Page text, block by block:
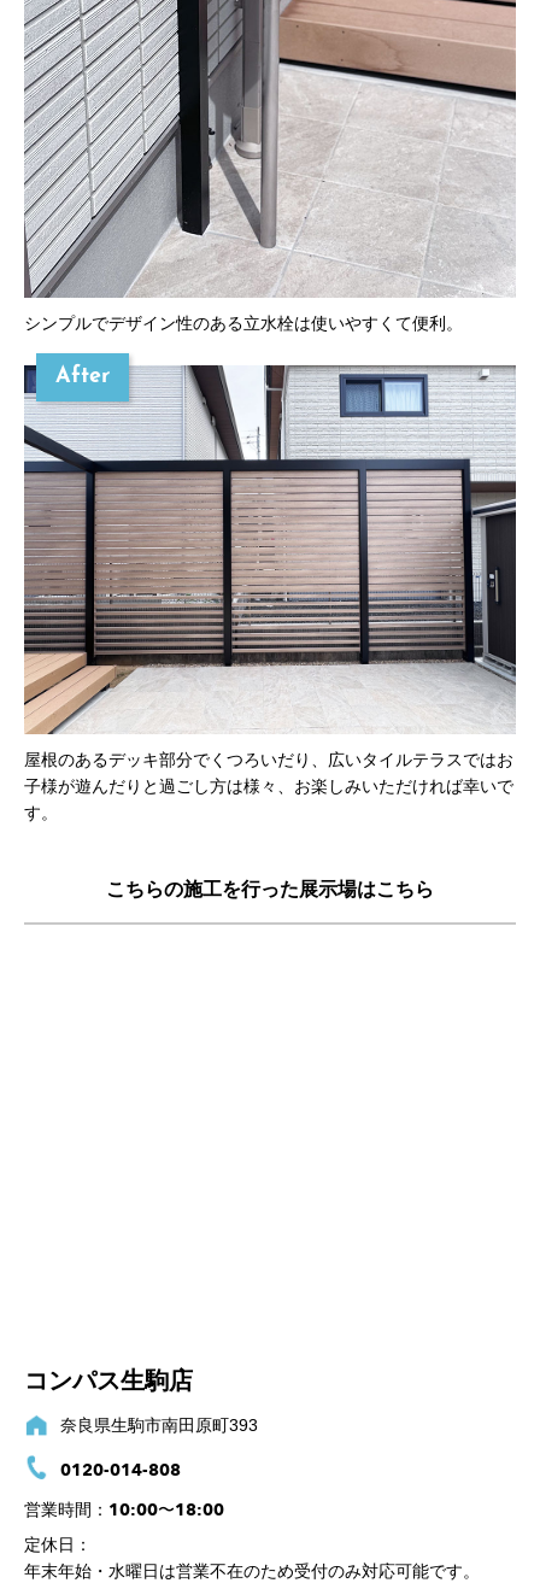
シンプルでデザイン性のある立水栓は使いやすくて便利。
After
屋根のあるデッキ部分でくつろいだり、広いタイルテラスではお
子様が遊んだりと過ごし方は様々、お楽しみいただければ幸いで
す。
こちらの施工を行った展示場はこちら
コンパス生駒店
奈良県生駒市南田原町393
0120-014-808
営業時間： 10:00〜18:00
定休日：
年末年始・水曜日は営業不在のため受付のみ対応可能です。